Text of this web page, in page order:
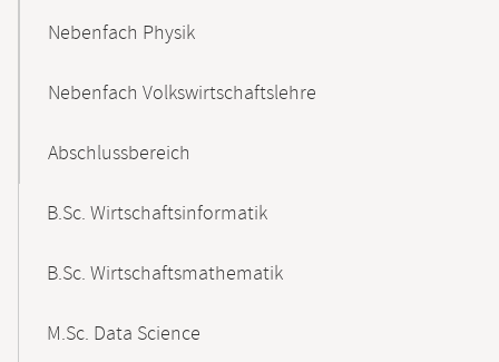
Nebenfach Physik
Nebenfach Volkswirtschaftslehre
Abschlussbereich
B.Sc. Wirtschaftsinformatik
B.Sc. Wirtschaftsmathematik
M.Sc. Data Science